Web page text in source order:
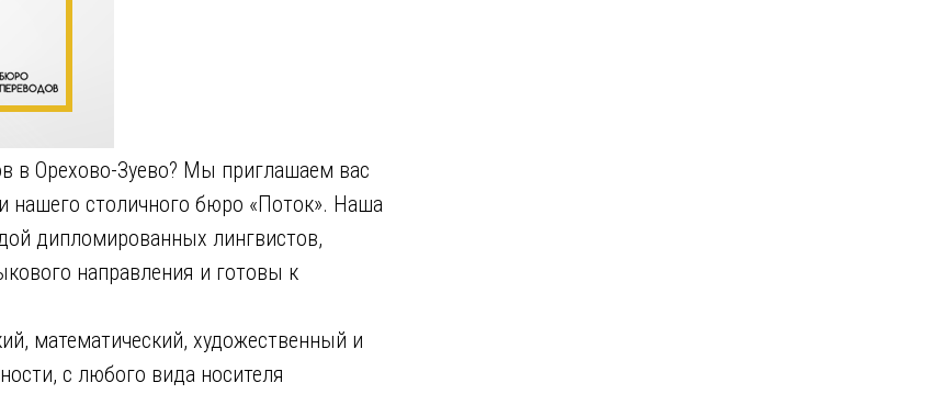
в Орехово-Зуево? Мы приглашаем вас
нашего столичного бюро «Поток». Наша
дипломированных лингвистов,
направления и готовы к
математический, художественный и
с любого вида носителя